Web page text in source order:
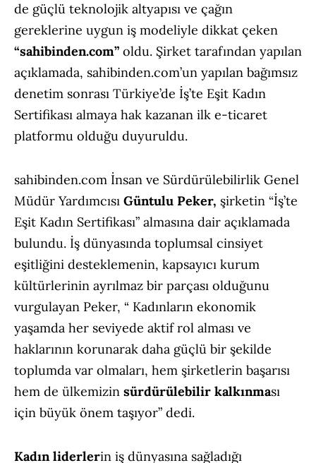
de güçlü teknolojik altyapısı ve çağın
gereklerine uygun iş modeliyle dikkat çeken
“sahibinden.com” oldu. Şirket tarafından yapılan
açıklamada, sahibinden.com’un yapılan bağımsız
denetim sonrası Türkiye’de İş’te Eşit Kadın
Sertifikası almaya hak kazanan ilk e-ticaret
platformu olduğu duyuruldu.
sahibinden.com İnsan ve Sürdürülebilirlik Genel
Müdür Yardımcısı Güntulu Peker, şirketin “İş’te
Eşit Kadın Sertifikası” almasına dair açıklamada
bulundu. İş dünyasında toplumsal cinsiyet
eşitliğini desteklemenin, kapsayıcı kurum
kültürlerinin ayrılmaz bir parçası olduğunu
vurgulayan Peker, “ Kadınların ekonomik
yaşamda her seviyede aktif rol alması ve
haklarının korunarak daha güçlü bir şekilde
toplumda var olmaları, hem şirketlerin başarısı
hem de ülkemizin sürdürülebilir kalkınması
için büyük önem taşıyor” dedi.
Kadın liderlerin iş dünyasına sağladığı